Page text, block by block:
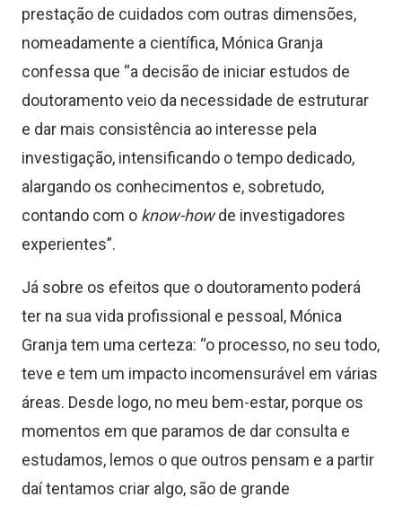
prestação de cuidados com outras dimensões,
nomeadamente a científica, Mónica Granja
confessa que “a decisão de iniciar estudos de
doutoramento veio da necessidade de estruturar
e dar mais consistência ao interesse pela
investigação, intensificando o tempo dedicado,
alargando os conhecimentos e, sobretudo,
contando com o know-howde investigadores
experientes”.
Já sobre os efeitos que o doutoramento poderá
ter na sua vida profissional e pessoal, Mónica
Granja tem uma certeza: “o processo, no seu todo,
teve e tem um impacto incomensurável em várias
áreas. Desde logo, no meu bem-estar, porque os
momentos em que paramos de dar consulta e
estudamos, lemos o que outros pensam e a partir
daí tentamos criar algo, são de grande